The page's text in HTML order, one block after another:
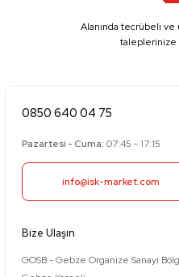
Alanında tecrübeli
taleplerinize
0850 640 04 75
Pazartesi - Cuma: 07:45 - 17:15
info@isk-market.com
Bize Ulaşın
GOSB - Gebze Organize Sanayi